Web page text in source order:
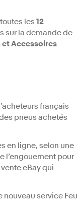
les12
sur la demande de
et Accessoires
français
pneus achetés
en ligne, selon une
l’engouement pour
eBay qui
nouveau service Feu